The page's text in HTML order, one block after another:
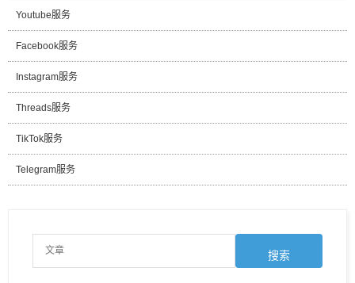
Youtube服务
Facebook服务
Instagram服务
Threads服务
TikTok服务
Telegram服务